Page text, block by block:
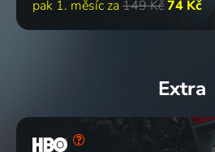
pak 1. měsíc za 149 Kč74 Kč
Extra